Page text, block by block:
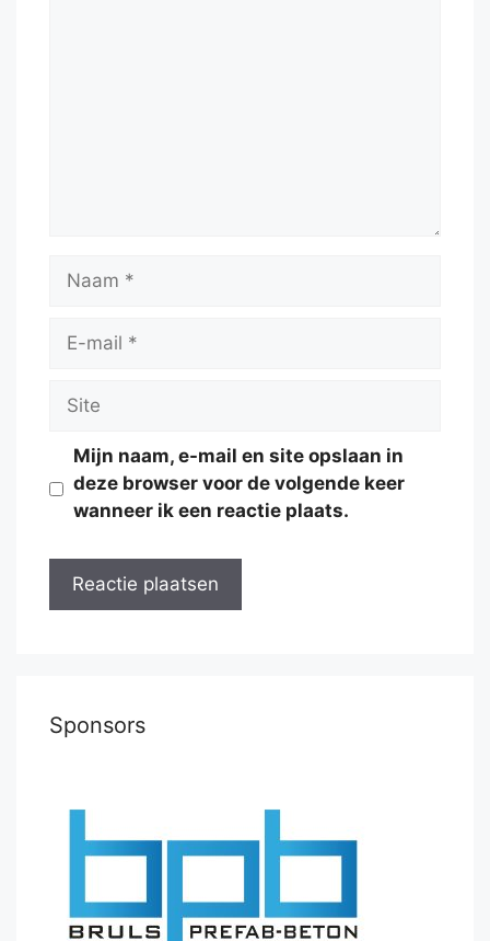
Naam
Site
Mijn naam, e-mail en site opslaan in
deze browser voor de volgende keer
wanneer ik een reactie plaats.
Sponsors